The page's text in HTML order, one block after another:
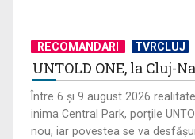
De peste 160 de ani în slujba
„Societății” din ...
RECOMANDARI TVRCLUJ
UNTOLD ONE, la Cluj-
Între 6 și 9 august 2026
inima Central Park, porțile
nou, iar povestea se va